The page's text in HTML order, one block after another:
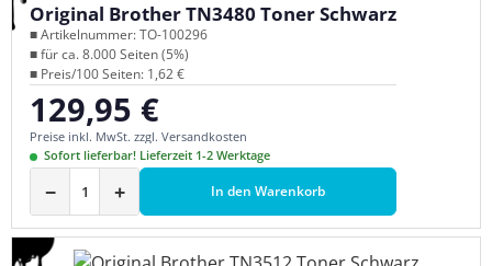
Original Brother TN3480 Toner Schwarz
■ Artikelnummer: TO-100296
■ für ca. 8.000 Seiten (5%)
■ Preis/100 Seiten: 1,62 €
Regulärer Preis:
129,95 €
Preise inkl. MwSt. zzgl. Versandkosten
Sofort lieferbar! Lieferzeit 1-2 Werktage
− + In den Warenkorb